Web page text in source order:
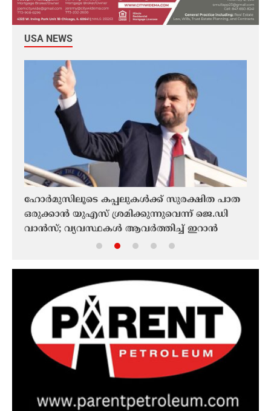
USA NEWS
ഹോർമുസിലൂടെ കപ്പലുകൾക്ക് സുരക്ഷിത പാത
ഒരുക്കാൻ യുഎസ് ശ്രമിക്കുന്നുവെന്ന് ജെ.ഡി
വാൻസ്; വ്യവസ്ഥകൾ ആവർത്തിച്ച് ഇറാൻ